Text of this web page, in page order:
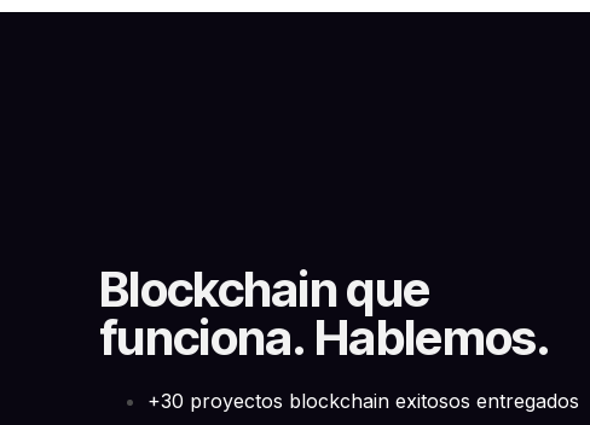
Blockchain que
funciona. Hablemos.
+30 proyectos blockchain exitosos entregados